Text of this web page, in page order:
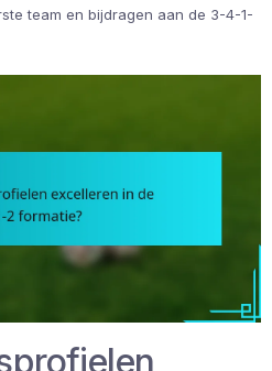
team en bijdragen aan de 3-4-1-